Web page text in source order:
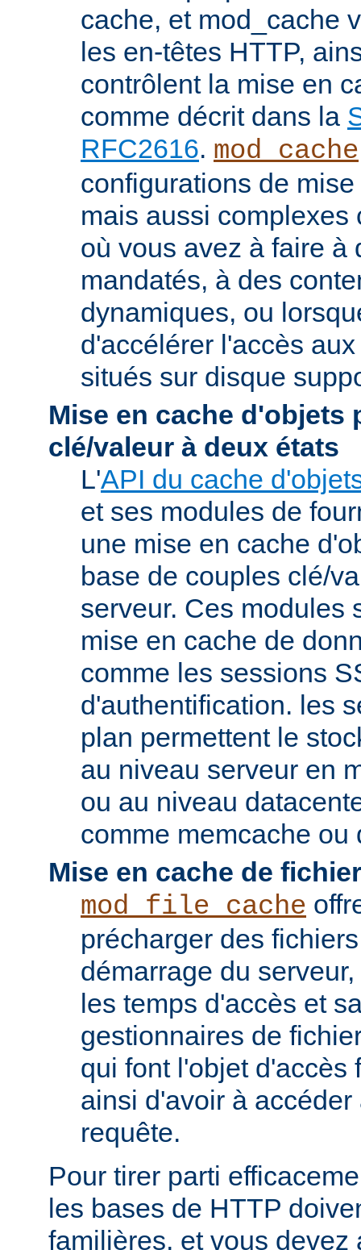
cache, et mod_cache
les en-têtes HTTP,
contrôlent la mise en
comme décrit dans la
RFC2616. mod_cache
configurations de
mais aussi complexes
où vous avez à faire à
mandatés, à des
dynamiques, ou
d'accélérer l'accès
situés sur disque
Mise en cache d'objets
clé/valeur à deux états
L'API du cache
et ses modules de
une mise en cache
base de couples clé/
serveur. Ces modules
mise en cache de
comme les sessions
d'authentification. les
plan permettent le
au niveau serveur en
ou au niveau
comme memcache ou
Mise en cache de
mod_file_cache
précharger des
démarrage du
les temps d'accès et
gestionnaires de
qui font l'objet d'accès
ainsi d'avoir à
requête.
Pour tirer parti
les bases de HTTP
familières, et vous devez